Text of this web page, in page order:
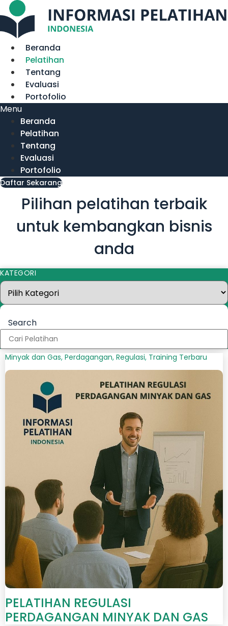
Lewati
ke
konten
Beranda
Pelatihan
Tentang
Evaluasi
Portofolio
Menu
Beranda
Pelatihan
Tentang
Evaluasi
Portofolio
Daftar Sekarang
Pilihan pelatihan terbaik
untuk kembangkan bisnis
anda
KATEGORI
SEARCH
Search
Minyak dan Gas, Perdagangan, Regulasi, Training Terbaru
PELATIHAN REGULASI
PERDAGANGAN MINYAK DAN GAS